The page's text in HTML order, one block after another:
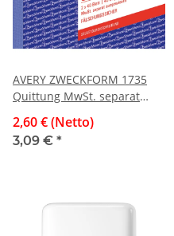
AVERY ZWECKFORM 1735
Quittung MwSt. separat
fälschungssicher, 2 x 40
Blatt, weiß, gelb
2,60 € (Netto)
3,09 € *